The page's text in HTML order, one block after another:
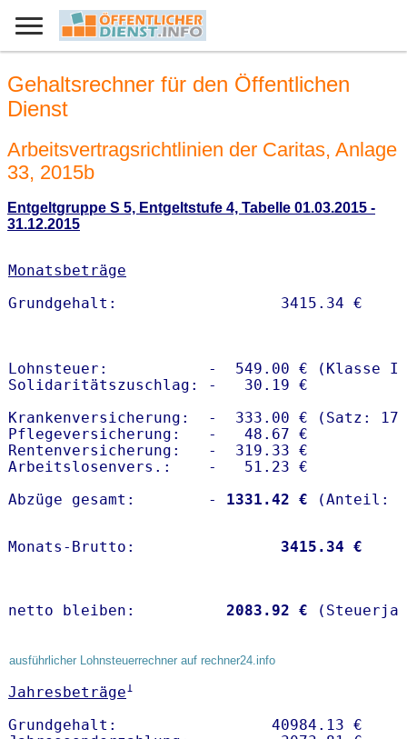
Gehaltsrechner für den Öffentlichen
Dienst
Arbeitsvertragsrichtlinien der Caritas, Anlage
33, 2015b
Entgeltgruppe S 5, Entgeltstufe 4, Tabelle 01.03.2015 -
31.12.2015
Monatsbeträge
Lohnsteuer:           -  549.00 € (Klasse I)
Solidaritätszuschlag: -   30.19 €
Krankenversicherung:  -  333.00 € (Satz:
Pflegeversicherung:   -   48.67 €
Rentenversicherung:   -  319.33 €
Arbeitslosenvers.:    -   51.23 €
Abzüge gesamt:        -
1331.42 €
Monats-Brutto: 3415.34 €
netto bleiben: 2083.92 €
ausführlicher Lohnsteuerrechner auf rechner24.info
Jahresbeträge1
Grundgehalt:                 40984.13 €